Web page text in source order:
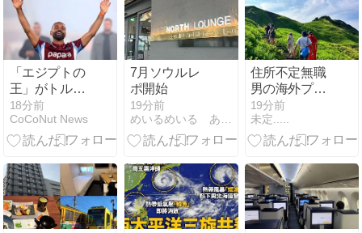
「エジプトの
王」がトルコ
に降臨！サラ
ー入団式に平
日4万人集
に感激
18分前
CoCoNut News
7月ソウルレ
ポ開始
19分前
めいるめいる あじゃあじゃ
住所不定無職
男の海外プラ
プラ旅(インド
ネシア編第２
章)
19分前
未定.....